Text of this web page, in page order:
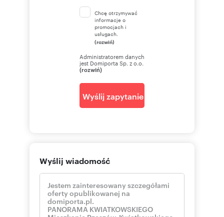
Chcę otrzymywać
informacje o
promocjach i
usługach.
(rozwiń)
Administratorem danych
jest Domiporta Sp. z o.o.
(rozwiń)
Wyślij zapytanie
Wyślij wiadomość